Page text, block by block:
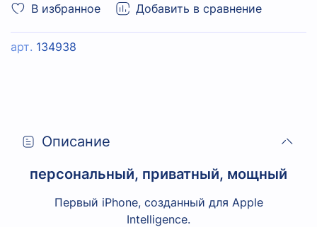
В избранное Добавить в сравнение
арт. 134938
Описание
персональный, приватный, мощный
Первый iPhone, созданный для Apple
Intelligence.